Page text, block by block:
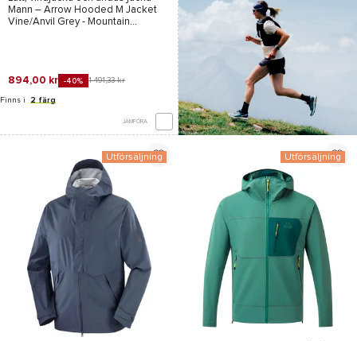
Mann – Arrow Hooded M Jacket
Vine/Anvil Grey - Mountain
894,00 kr -40% 1 491,33 kr
Finns i 2 färg
JÄMFÖRA
*Se villkorhär
Utförsäljning Utförsäljning